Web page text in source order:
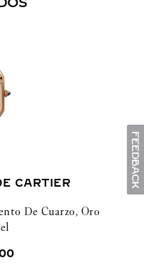
CARTIER
De Cuarzo, Oro